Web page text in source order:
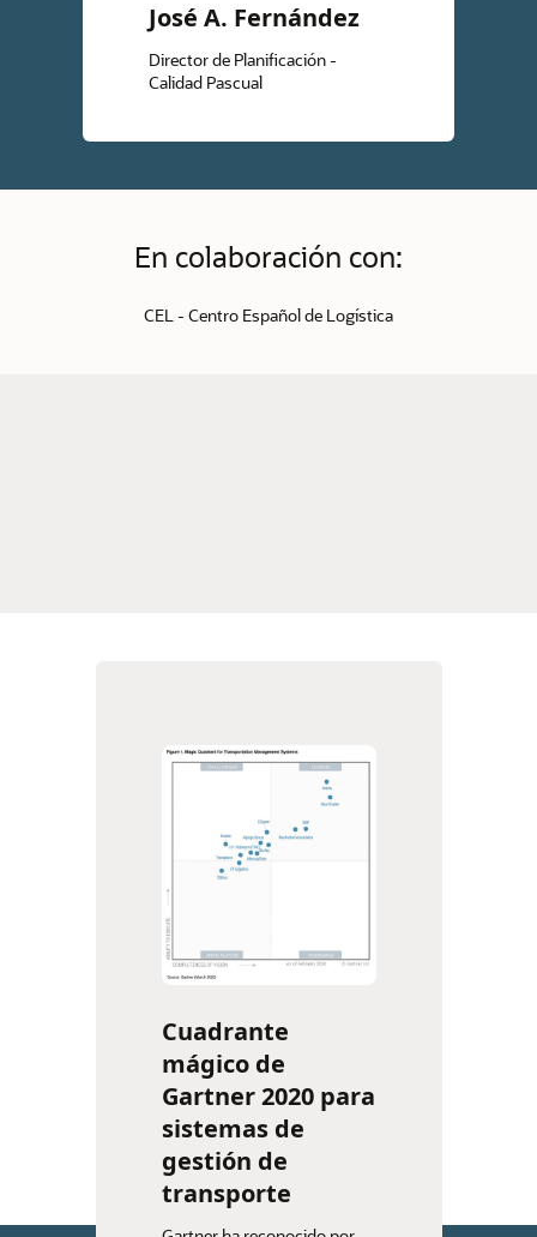
José A. Fernández
Director de Planificación -
Calidad Pascual
En colaboración con:
CEL - Centro Español de Logística
Cuadrante
mágico de
Gartner 2020 para
sistemas de
gestión de
transporte